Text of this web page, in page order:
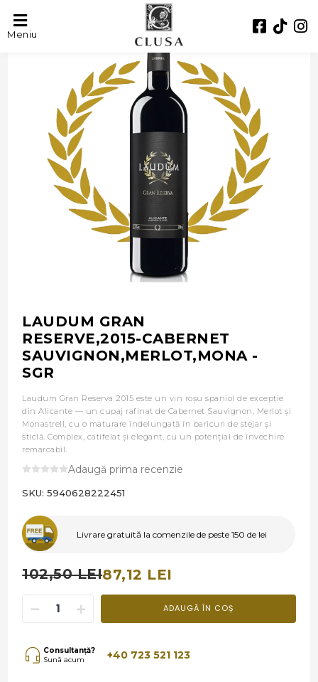
Meniu- 15%
LAUDUM GRAN
RESERVE,2015-CABERNET
SAUVIGNON,MERLOT,MONA -
SGR
Laudum Gran Reserva 2015 este un vin roșu spaniol de excepție
din Alicante — un cupaj rafinat de Cabernet Sauvignon, Merlot și
Monastrell, cu o maturare îndelungată în baricuri de stejar și
sticlă. Complex, catifelat și elegant, cu un potențial de învechire
remarcabil.
Adaugă prima recenzie
SKU: 5940628222451
Livrare gratuită la comenzile de peste 150 de lei
102,50 LEI87,12 LEI
ADAUGĂ ÎN COȘ
Consultanță?
Sună acum
+40 723 521 123